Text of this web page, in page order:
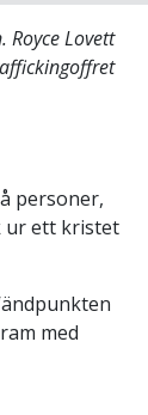
Royce Lovett
personer,
ur ett kristet
med